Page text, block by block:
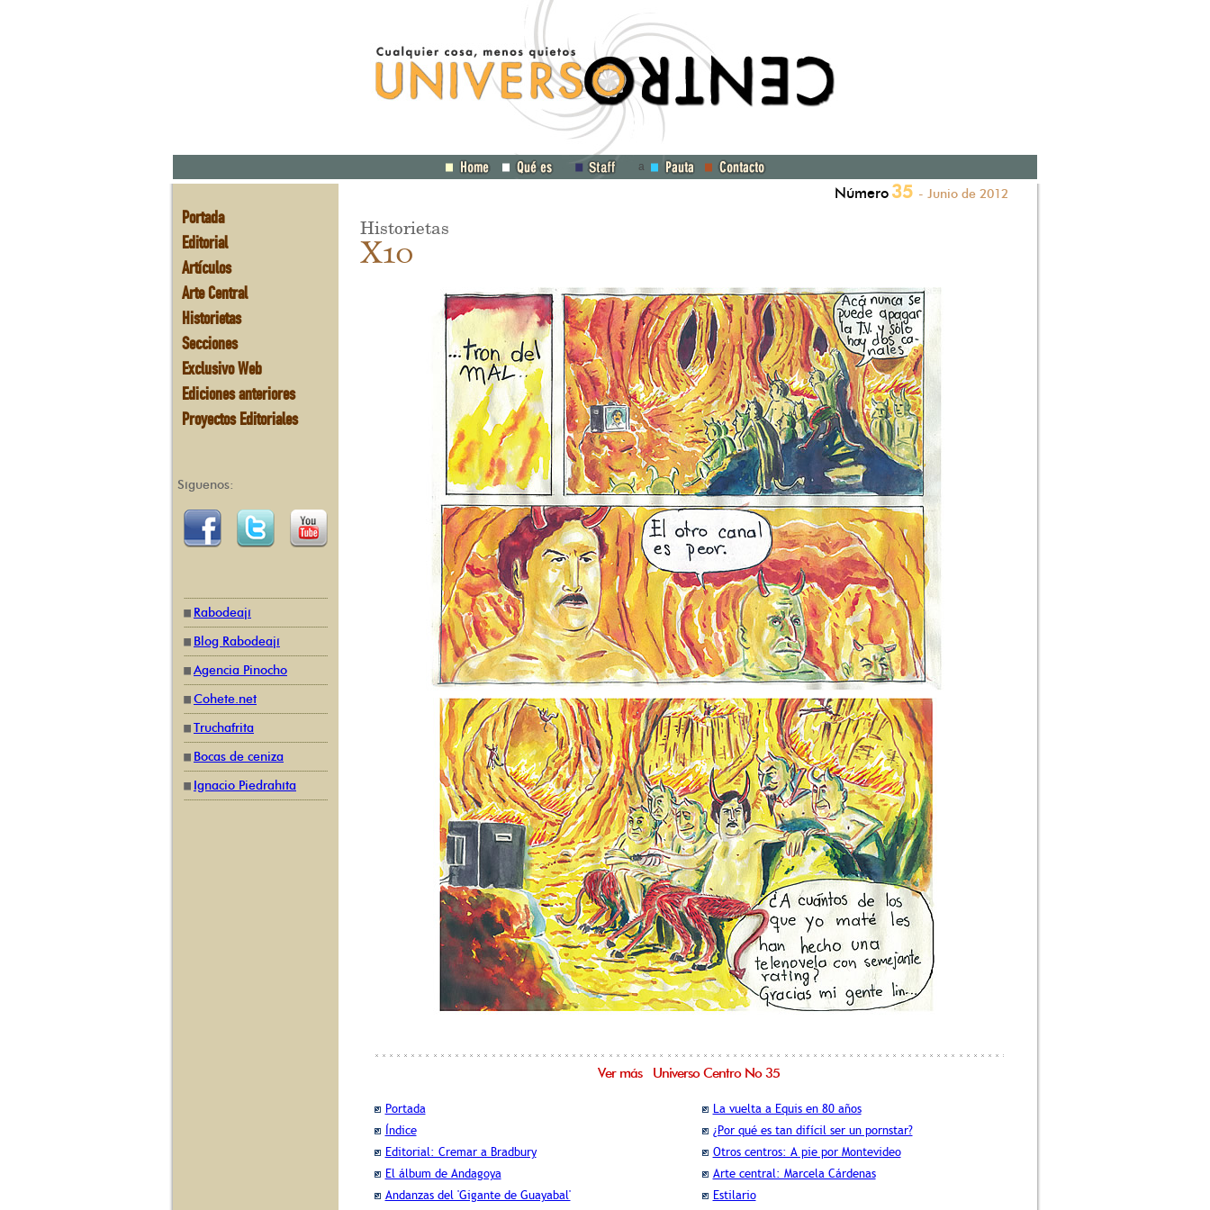
a
Portada
Editorial
Artículos
Arte Central
Historietas
Secciones
Exclusivo Web
Ediciones anteriores
Proyectos Editoriales
Síguenos:
Rabodeají
Blog Rabodeají
Agencia Pinocho
Cohete.net
Truchafrita
Bocas de ceniza
Ignacio Piedrahíta
Número 35 - Junio de 2012
Historietas
X10
Ver más Universo Centro No 35
Portada
Índice
Editorial: Cremar a Bradbury
El álbum de Andagoya
Andanzas del 'Gigante de Guayabal'
La vuelta a Equis en 80 años
¿Por qué es tan difícil ser un pornstar?
Otros centros: A pie por Montevideo
Arte central: Marcela Cárdenas
Estilario